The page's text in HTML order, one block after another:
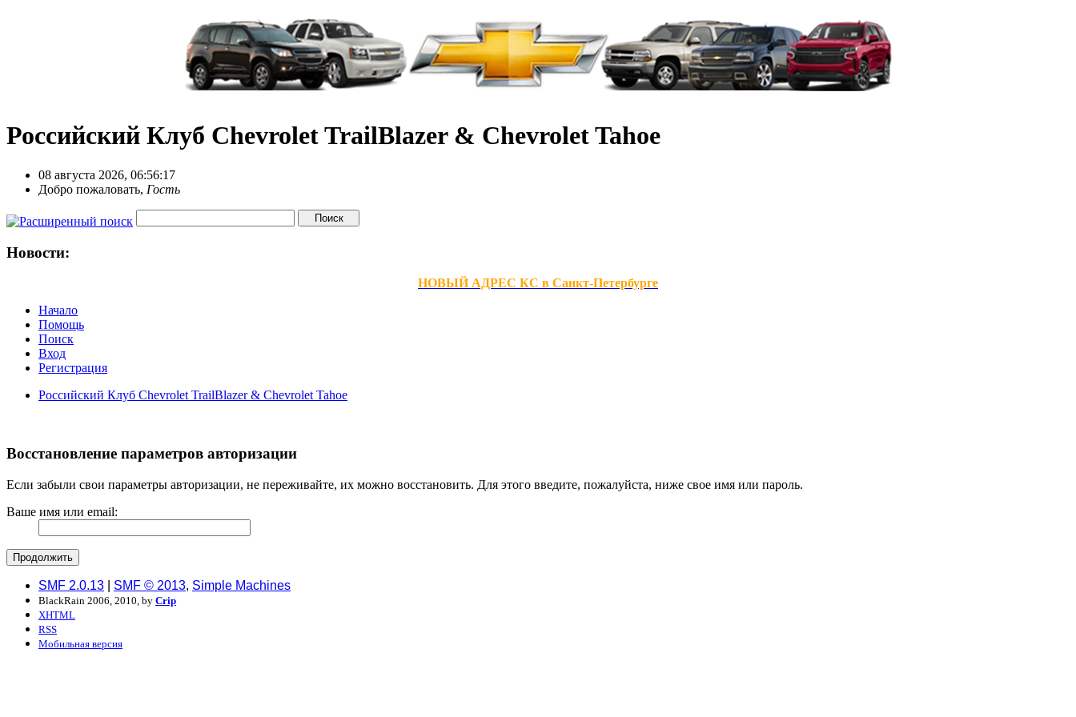
Российский Клуб Chevrolet TrailBlazer & Chevrolet Tahoe
08 августа 2026, 06:56:17
Добро пожаловать, Гость
Новости:
НОВЫЙ АДРЕС КС в Санкт-Петербурге
Начало
Помощь
Поиск
Вход
Регистрация
Российский Клуб Chevrolet TrailBlazer & Chevrolet Tahoe
Восстановление параметров авторизации
Если забыли свои параметры авторизации, не переживайте, их можно восстановить. Для этого введите, пожалуйста, ниже свое имя или пароль.
Ваше имя или email:
SMF 2.0.13 SMF © 2013, Simple Machines
BlackRain 2006, 2010, by Crip
XHTML
RSS
Мобильная версия